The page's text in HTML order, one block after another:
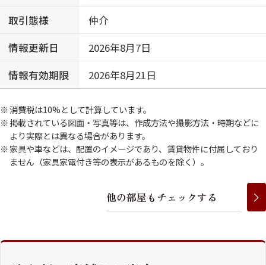
取引態様
仲介
情報更新日
2026年8月7日
情報有効期限
2026年8月21日
消費税は10%として計算しています。
掲載されている図面・写真等は、作成方法や撮影方法・時期などに
より実際とは異なる場合があります。
家具や車などは、配置のイメージであり、賃貸物件に付属しており
ません（家具家電付き等の表示があるものを除く）。
他の部屋 も チェ ッ クする